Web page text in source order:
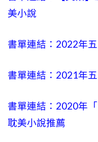
美小說
書單連結：2022年
書單連結：2021年
書單連結：2020年
耽美小說推薦